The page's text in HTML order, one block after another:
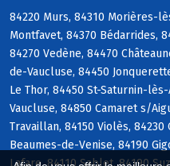
84220 Murs, 84310 Morières-
Montfavet, 84370 Bédarrides,
84270 Vedène, 84470
de-Vaucluse, 84450
Le Thor, 84450 St-Saturnin-
Vaucluse, 84850 Camaret s/
Travaillan, 84150 Violès,
Beaumes-de-Venise, 84190